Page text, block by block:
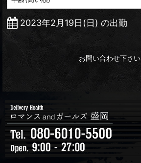
2023年2月19日(日) の出勤
お問い合わせ下さい